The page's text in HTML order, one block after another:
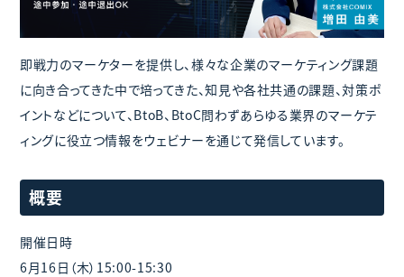
即戦力のマーケターを提供し、様々な企業のマーケティング課題
に向き合ってきた中で培ってきた、知見や各社共通の課題、対策ポ
イントなどについて、BtoB、BtoC問わずあらゆる業界のマーケテ
ィングに役立つ情報をウェビナーを通じて発信しています。
概要
開催日時
6月16日（木）15:00-15:30